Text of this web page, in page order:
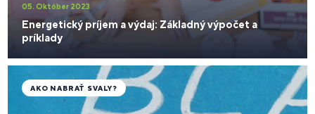
05. Október 2023
Energetický príjem a výdaj: Základný výpočet a
príklady
AKO NABRAŤ SVALY?